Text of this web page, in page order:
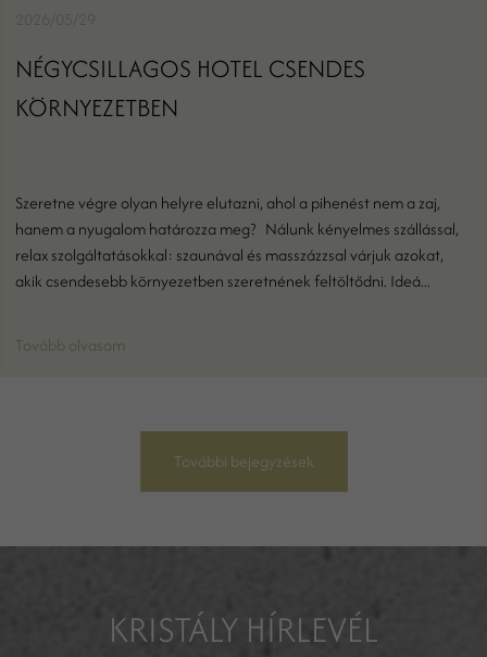
NÉGYCSILLAGOS HOTEL CSENDES
KÖRNYEZETBEN
Szeretne végre olyan helyre elutazni, ahol a pihenést nem a zaj,
hanem a nyugalom határozza meg? Nálunk kényelmes szállással,
relax szolgáltatásokkal: szaunával és masszázzsal várjuk azokat,
akik csendesebb környezetben szeretnének feltöltődni. Ideá...
Tovább olvasom
További bejegyzések
KRISTÁLY HÍRLEVÉL